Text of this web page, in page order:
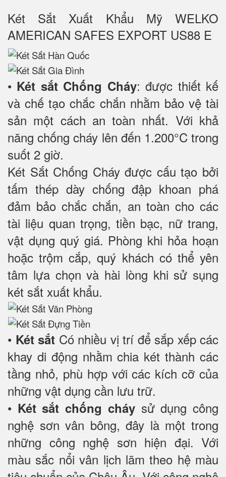
Két Sắt Xuất Khẩu Mỹ WELKO
AMERICAN SAFES EXPORT US88 E
• Két sắt Chống Cháy: được thiết kế
và chế tạo chắc chắn nhằm bảo vệ tài
sản một cách an toàn nhất. Với khả
năng chống cháy lên đến 1.200°C trong
suốt 2 giờ.
Két Sắt Chống Cháy được cấu tạo bởi
tấm thép dày chống đập khoan phá
đảm bảo chắc chắn, an toàn cho các
tài liệu quan trọng, tiền bạc, nữ trang,
vật dụng quý giá. Phòng khi hỏa hoạn
hoặc trộm cắp, quý khách có thể yên
tâm lựa chọn và hài lòng khi sử sụng
két sắt xuất khẩu.
• Két sắt Có nhiều vị trí để sắp xếp các
khay di động nhằm chia két thành các
tầng nhỏ, phù hợp với các kích cỡ của
những vật dụng cần lưu trữ.
• Két sắt chống cháysử dụng công
nghệ sơn vân bông, đây là một trong
những công nghệ sơn hiện đại. Với
màu sắc nổi vân lịch lãm theo hệ màu